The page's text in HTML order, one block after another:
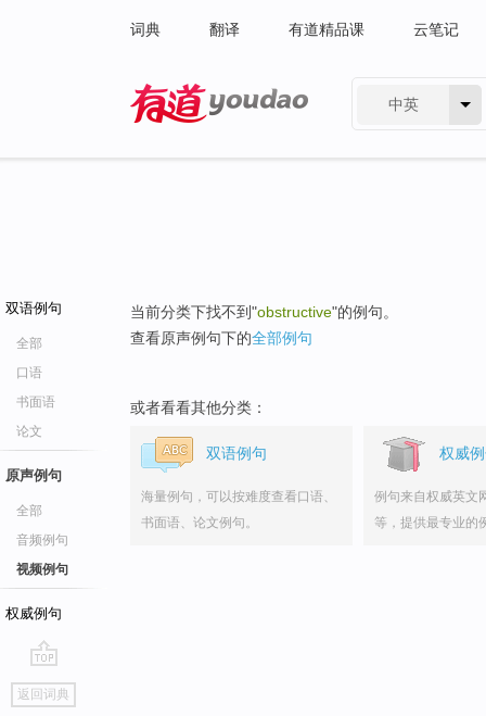
词典 翻译 有道精品课 云笔记
中英
双语例句
全部
口语
书面语
论文
原声例句
全部
音频例句
视频例句
权威例句
go
top
返回词典
当前分类下找不到"obstructive"的例句。
查看原声例句下的全部例句
或者看看其他分类：
双语例句
海量例句，可以按难度查看口语、
书面语、论文例句。
权威
例句来自权威英文
等，提供最专业的